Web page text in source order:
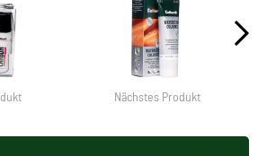
Nächstes Produkt